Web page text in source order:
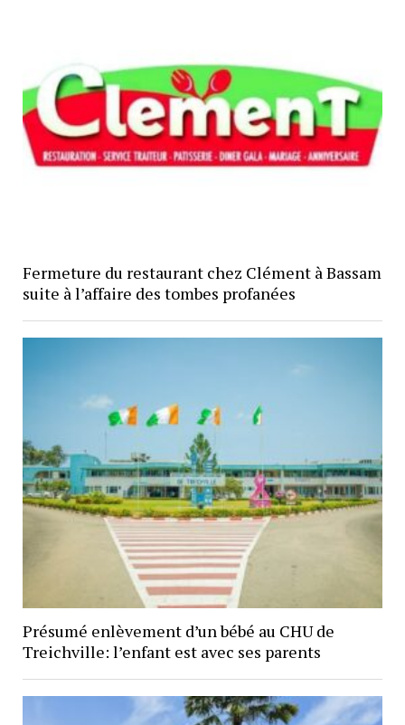
Fermeture du restaurant chez Clément à Bassam
suite à l’affaire des tombes profanées
Présumé enlèvement d’un bébé au CHU de
Treichville: l’enfant est avec ses parents